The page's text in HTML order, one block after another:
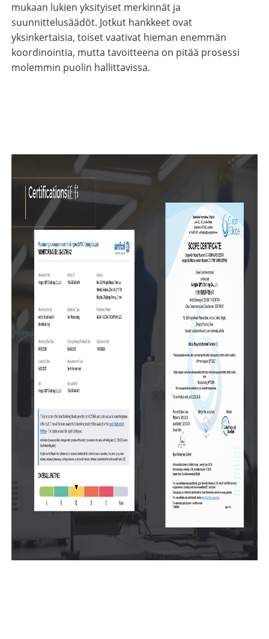
mukaan lukien yksityiset merkinnät ja
suunnittelusäädöt. Jotkut hankkeet ovat
yksinkertaisia, toiset vaativat hieman enemmän
koordinointia, mutta tavoitteena on pitää prosessi
molemmin puolin hallittavissa.